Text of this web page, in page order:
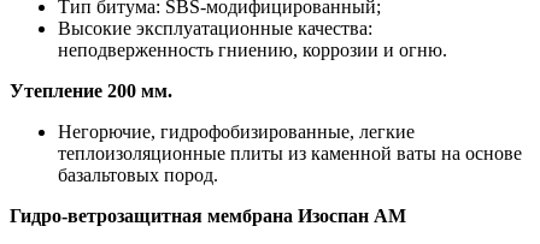
Тип битума: SBS-модифицированный;
Высокие эксплуатационные качества:
неподверженность гниению, коррозии и огню.
Утепление 200 мм.
Негорючие, гидрофобизированные, легкие
теплоизоляционные плиты из каменной ваты на основе
базальтовых пород.
Гидро-ветрозащитная мембрана Изоспан АМ